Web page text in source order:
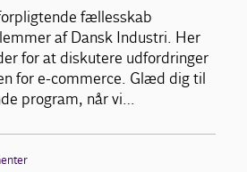
fællesskab
af Dansk Industri. Her
for at diskutere udfordringer
for e-commerce. Glæd dig til
program, når vi…